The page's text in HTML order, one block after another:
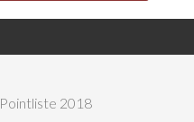
Pointliste 2018